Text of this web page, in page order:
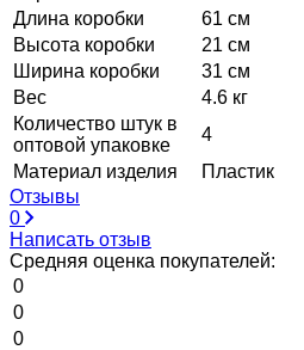
Длина коробки
61 см
Высота коробки
21 см
Ширина коробки
31 см
Вес
4.6 кг
Количество штук в
оптовой упаковке
4
Материал изделия
Пластик
Отзывы
0
Написать отзыв
Средняя оценка покупателей:
0
0
0